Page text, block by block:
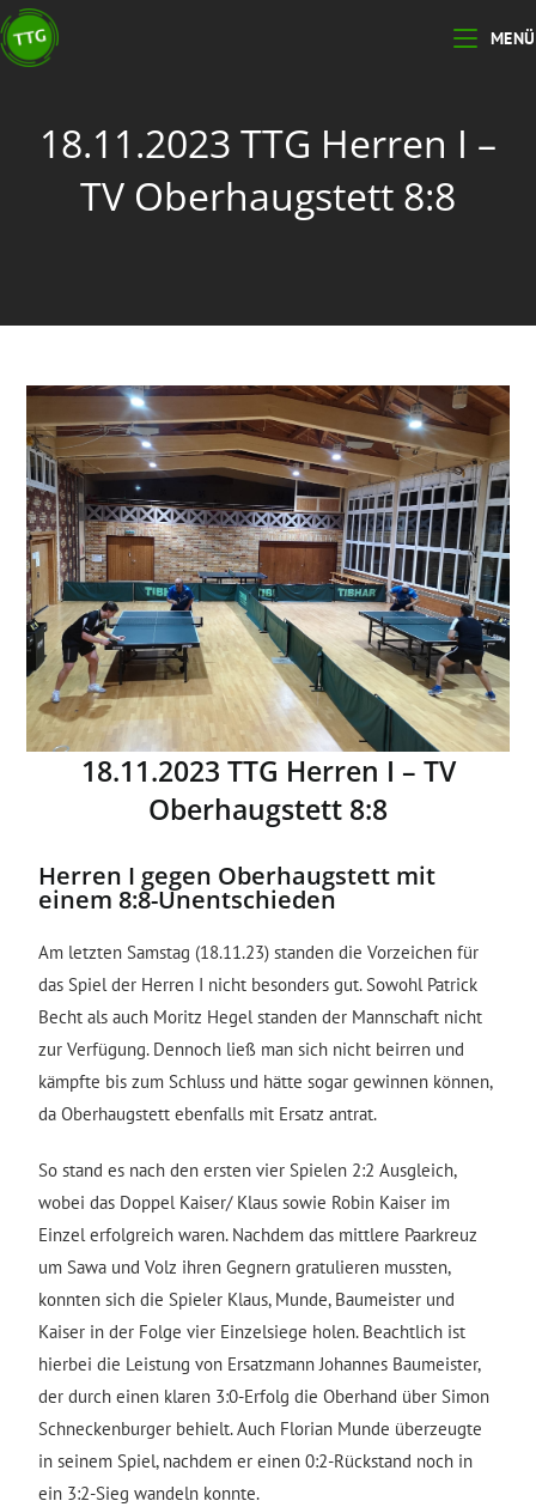
MENÜ
18.11.2023 TTG Herren I –
TV Oberhaugstett 8:8
18.11.2023 TTG Herren I – TV
Oberhaugstett 8:8
Herren I gegen Oberhaugstett mit
einem 8:8-Unentschieden
Am letzten Samstag (18.11.23) standen die Vorzeichen für
das Spiel der Herren I nicht besonders gut. Sowohl Patrick
Becht als auch Moritz Hegel standen der Mannschaft nicht
zur Verfügung. Dennoch ließ man sich nicht beirren und
kämpfte bis zum Schluss und hätte sogar gewinnen können,
da Oberhaugstett ebenfalls mit Ersatz antrat.
So stand es nach den ersten vier Spielen 2:2 Ausgleich,
wobei das Doppel Kaiser/ Klaus sowie Robin Kaiser im
Einzel erfolgreich waren. Nachdem das mittlere Paarkreuz
um Sawa und Volz ihren Gegnern gratulieren mussten,
konnten sich die Spieler Klaus, Munde, Baumeister und
Kaiser in der Folge vier Einzelsiege holen. Beachtlich ist
hierbei die Leistung von Ersatzmann Johannes Baumeister,
der durch einen klaren 3:0-Erfolg die Oberhand über Simon
Schneckenburger behielt. Auch Florian Munde überzeugte
in seinem Spiel, nachdem er einen 0:2-Rückstand noch in
ein 3:2-Sieg wandeln konnte.